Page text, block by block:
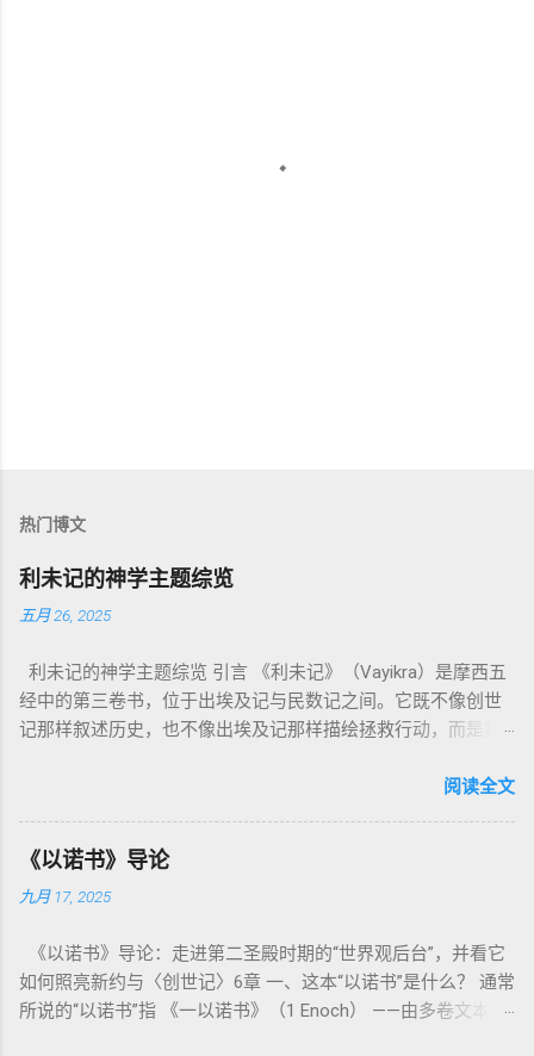
热门博文
利未记的神学主题综览
五月 26, 2025
利未记的神学主题综览 引言 《利未记》（Vayikra）是摩西五
经中的第三卷书，位于出埃及记与民数记之间。它既不像创世
记那样叙述历史，也不像出埃及记那样描绘拯救行动，而是将
内容看似仪式化，《利未记》却揭示了 神的临在如何规范人类
为我耶和华你们的神是圣洁的。”（利未记19:2） 这节经文构成
整卷书的中心神学。希伯来文“קָדוֹשׁ”（kadosh）不仅意味着道
德上的圣洁，更意味着“分别出来”、“归属于神”。 《利未记》教
中活出“圣洁”。圣洁不仅是内心态度，更是生活方式。 二、献
祭制度：与神相交的通道 前七章详细描述五种祭： 燔祭
（olah）：全然献上，象征奉献与赎罪； 素祭 （minchah）：
阅读全文
《以诺书》导论
九月 17, 2025
《以诺书》导论：走进第二圣殿时期的“世界观后台”，并看它
如何照亮新约与〈创世记〉6章 一、这本“以诺书”是什么？ 通常
所说的“以诺书”指 《一以诺书》（1 Enoch） ——由多卷文本构